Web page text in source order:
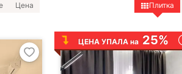
Цена Плитка
ЦЕНА УПАЛА на 25%